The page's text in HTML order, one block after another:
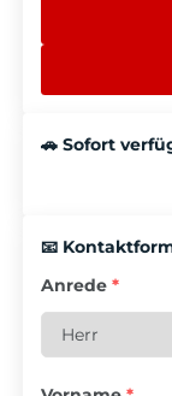
🚗 Sofort
📧
Anrede *